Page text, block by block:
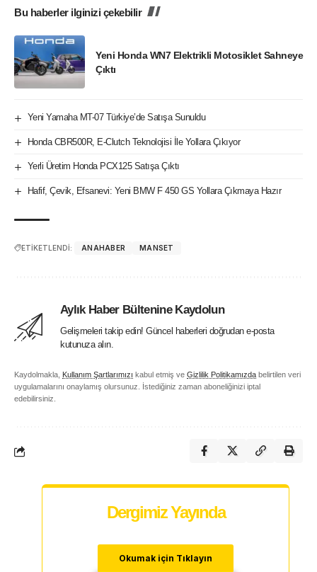
Bu haberler ilginizi çekebilir
Yeni Honda WN7 Elektrikli Motosiklet Sahneye
Çıktı
Yeni Yamaha MT-07 Türkiye’de Satışa Sunuldu
Honda CBR500R, E-Clutch Teknolojisi İle Yollara Çıkıyor
Yerli Üretim Honda PCX125 Satışa Çıktı
Hafif, Çevik, Efsanevi: Yeni BMW F 450 GS Yollara Çıkmaya Hazır
ETİKETLENDİ: ANAHABER MANSET
Aylık Haber Bültenine Kaydolun
Gelişmeleri takip edin! Güncel haberleri doğrudan e-posta
kutunuza alın.
Kaydolmakla, Kullanım Şartlarımızı kabul etmiş ve Gizlilik Politikamızda belirtilen veri
uygulamalarını onaylamış olursunuz. İstediğiniz zaman aboneliğinizi iptal
edebilirsiniz.
Dergimiz Yayında
Okumak için Tıklayın